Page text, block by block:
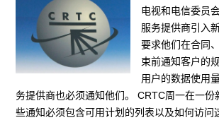
电视和电信委员
服务提供商引入
要求他们在合同
束前通知客户的
用户的数据使用
务提供商也必须通知他们。 CRTC周一在一份
些通知必须包含可用计划的列表以及如何访问